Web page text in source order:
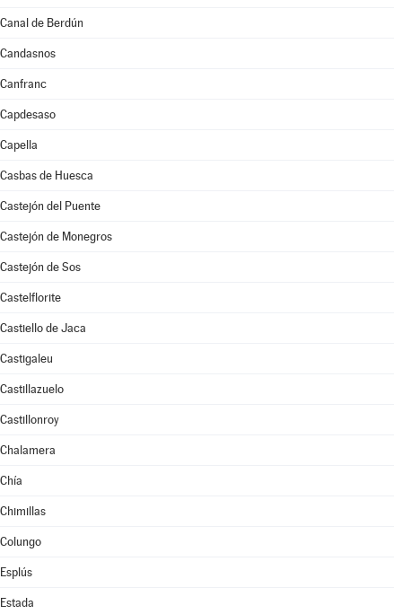
Canal de Berdún
Candasnos
Canfranc
Capdesaso
Capella
Casbas de Huesca
Castejón del Puente
Castejón de Monegros
Castejón de Sos
Castelflorite
Castiello de Jaca
Castigaleu
Castillazuelo
Castillonroy
Chalamera
Chía
Chimillas
Colungo
Esplús
Estada